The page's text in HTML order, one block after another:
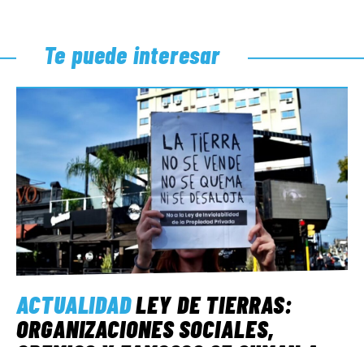
Te puede interesar
ACTUALIDADLEY DE TIERRAS:
ORGANIZACIONES SOCIALES,